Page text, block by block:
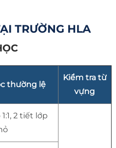
TRƯỜNG HLA
thường lệ
Kiểm tra từ
vựng
2 tiết lớp